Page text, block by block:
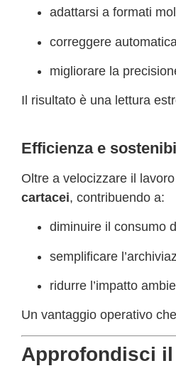
adattarsi a formati
correggere
migliorare la
Il risultato è una lettura
Efficienza e
Oltre a velocizzare il
cartacei, contribuendo a:
diminuire il consumo
semplificare
ridurre l’impatto
Un vantaggio operativo
Approfondisci